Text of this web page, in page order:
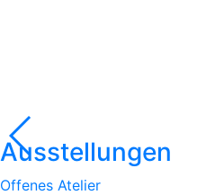
Ausstellungen
Offenes Atelier